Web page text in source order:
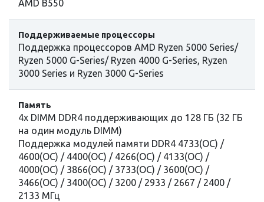
AMD B550
Поддерживаемые процессоры
Поддержка процессоров AMD Ryzen 5000 Series/
Ryzen 5000 G-Series/ Ryzen 4000 G-Series, Ryzen
3000 Series и Ryzen 3000 G-Series
Память
4x DIMM DDR4 поддерживающих до 128 ГБ (32 ГБ
на один модуль DIMM)
Поддержка модулей памяти DDR4 4733(OC) /
4600(OC) / 4400(OC) / 4266(OC) / 4133(OC) /
4000(OC) / 3866(OC) / 3733(OC) / 3600(OC) /
3466(OC) / 3400(OC) / 3200 / 2933 / 2667 / 2400 /
2133 МГц